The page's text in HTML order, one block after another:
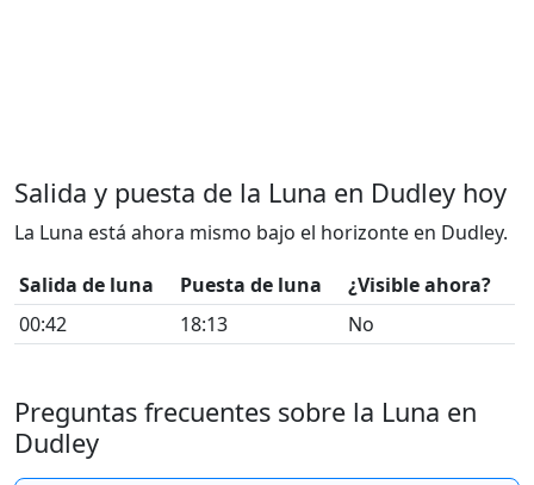
Salida y puesta de la Luna en Dudley hoy
La Luna está ahora mismo bajo el horizonte en Dudley.
Salida de luna
Puesta de luna
¿Visible ahora?
00:42
18:13 No
Preguntas frecuentes sobre la Luna en
Dudley